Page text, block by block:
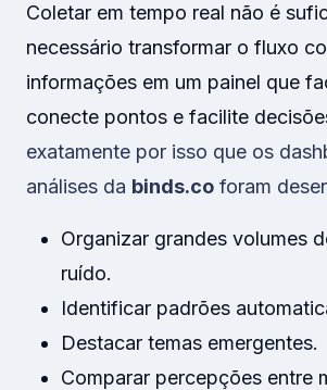
Coletar em tempo real não é
necessário transformar o fluxo
informações em um painel que
conecte pontos e facilite
exatamente por isso que os
análises da binds.co foram
Organizar grandes volumes
ruído.
Identificar padrões
Destacar temas emergentes.
Comparar percepções entre